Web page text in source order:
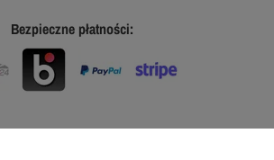
Bezpieczne płatności: